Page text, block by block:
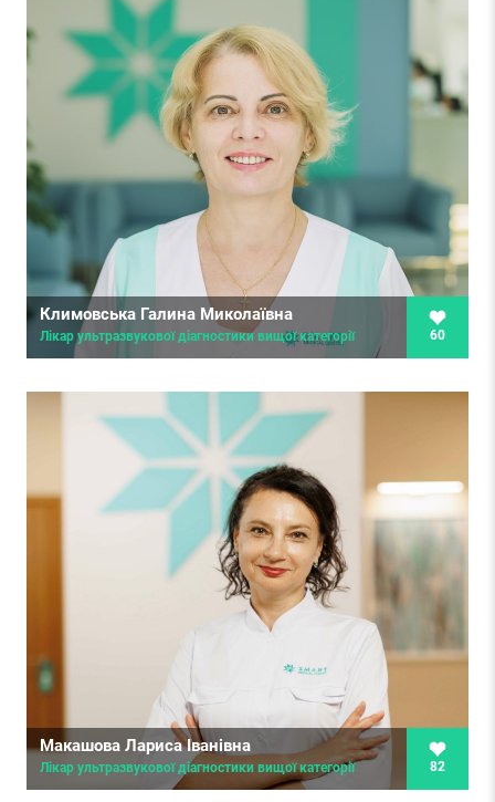
60
Климовська Галина Миколаївна
Лікар ультразвукової діагностики вищої категорії
82
Макашова Лариса Іванівна
Лікар ультразвукової діагностики вищої категорії